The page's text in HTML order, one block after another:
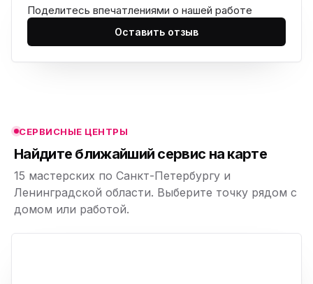
Поделитесь впечатлениями о нашей работе
Оставить отзыв
СЕРВИСНЫЕ ЦЕНТРЫ
Найдите ближайший сервис на карте
15 мастерских по Санкт-Петербургу и
Ленинградской области. Выберите точку рядом с
домом или работой.
ю